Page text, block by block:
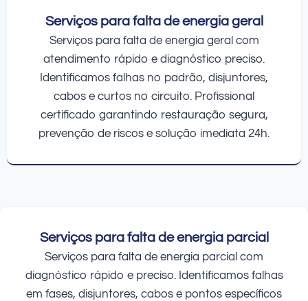
Serviços para falta de energia geral
Serviços para falta de energia geral com
atendimento rápido e diagnóstico preciso.
Identificamos falhas no padrão, disjuntores,
cabos e curtos no circuito. Profissional
certificado garantindo restauração segura,
prevenção de riscos e solução imediata 24h.
Serviços para falta de energia parcial
Serviços para falta de energia parcial com
diagnóstico rápido e preciso. Identificamos falhas
em fases, disjuntores, cabos e pontos específicos